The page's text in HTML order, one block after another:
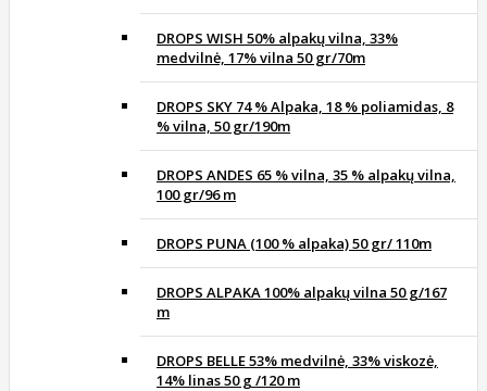
DROPS WISH 50% alpakų vilna, 33%
medvilnė, 17% vilna 50 gr/70m
DROPS SKY 74 % Alpaka, 18 % poliamidas, 8
% vilna, 50 gr/190m
DROPS ANDES 65 % vilna, 35 % alpakų vilna,
100 gr/96 m
DROPS PUNA (100 % alpaka) 50 gr/ 110m
DROPS ALPAKA 100% alpakų vilna 50 g/167
m
DROPS BELLE 53% medvilnė, 33% viskozė,
14% linas 50 g /120 m